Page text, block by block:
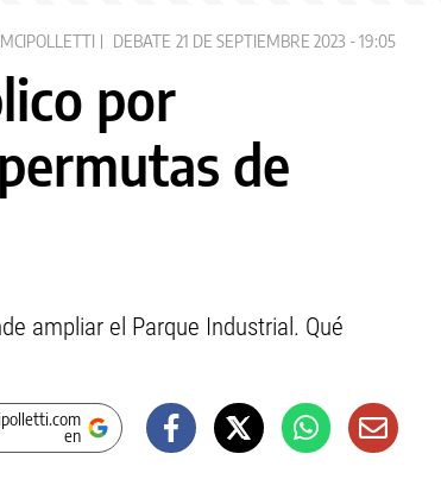
DEBATE 21 DE SEPTIEMBRE 2023 - 19:05
por
de
ampliar el Parque Industrial. Qué
en